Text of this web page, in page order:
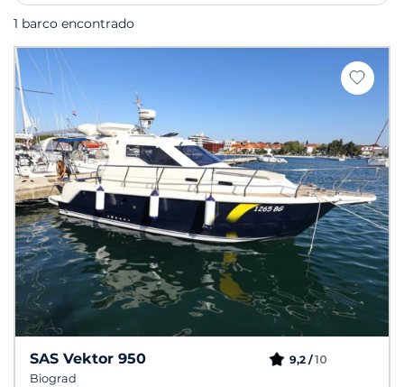
1 barco encontrado
SAS Vektor 950
Biograd
9,2 /10